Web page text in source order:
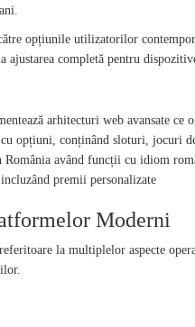
opțiunile utilizatorilor
completă pentru
arhitecturi web avansate
opțiuni, conținând sloturi, jocuri
România având funcții cu idiom
premii personalizate
Moderni
la multiplelor aspecte